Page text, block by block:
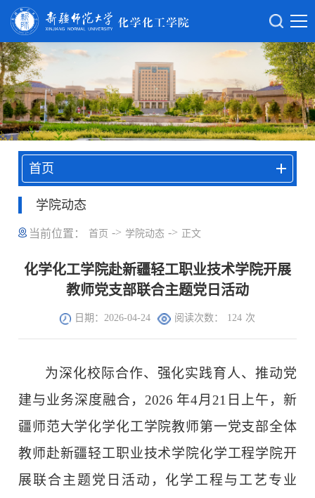
首页
学院动态
当前位置： 首页 -> 学院动态 -> 正文
化学化工学院赴新疆轻工职业技术学院开展
教师党支部联合主题党日活动
日期：2026-04-24 阅读次数： 124 次
为深化校际合作、强化实践育人、推动党
建与业务深度融合，2026 年4月21日上午，新
疆师范大学化学化工学院教师第一党支部全体
教师赴新疆轻工职业技术学院化学工程学院开
展联合主题党日活动，化学工程与工艺专业